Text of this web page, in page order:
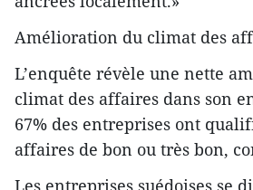
Amélioration du climat des
L’enquête révèle une nette
climat des affaires dans son
67% des entreprises ont
affaires de bon ou très bon,
Les entreprises suédoises se